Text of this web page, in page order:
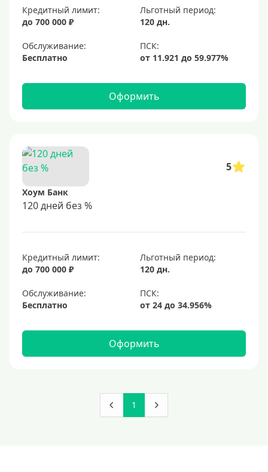
Кредитный лимит:
до 700 000 ₽
Льготный период:
120 дн.
Обслуживание:
Бесплатно
Оформить
5
Хоум Банк
120 дней без %
Кредитный лимит:
до 700 000 ₽
Льготный период:
120 дн.
Обслуживание:
Бесплатно
Оформить
1